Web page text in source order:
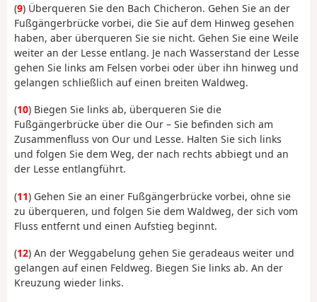
(9) Überqueren Sie den Bach Chicheron. Gehen Sie an der
Fußgängerbrücke vorbei, die Sie auf dem Hinweg gesehen
haben, aber überqueren Sie sie nicht. Gehen Sie eine Weile
weiter an der Lesse entlang. Je nach Wasserstand der Lesse
gehen Sie links am Felsen vorbei oder über ihn hinweg und
gelangen schließlich auf einen breiten Waldweg.
(10) Biegen Sie links ab, überqueren Sie die
Fußgängerbrücke über die Our – Sie befinden sich am
Zusammenfluss von Our und Lesse. Halten Sie sich links
und folgen Sie dem Weg, der nach rechts abbiegt und an
der Lesse entlangführt.
(11) Gehen Sie an einer Fußgängerbrücke vorbei, ohne sie
zu überqueren, und folgen Sie dem Waldweg, der sich vom
Fluss entfernt und einen Aufstieg beginnt.
(12) An der Weggabelung gehen Sie geradeaus weiter und
gelangen auf einen Feldweg. Biegen Sie links ab. An der
Kreuzung wieder links.